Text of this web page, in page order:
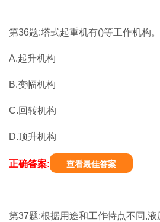
第36题:塔式起重机有()等工作机构。
A.起升机构
B.变幅机构
C.回转机构
D.顶升机构
正确答案: 查看最佳答案
第37题:根据用途和工作特点不同,液